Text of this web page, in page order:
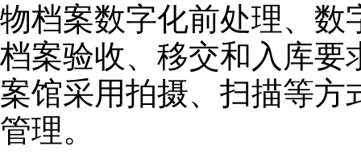
物档案数字化前处理、数
档案验收、移交和入库要
案馆采用拍摄、扫描等方
管理。